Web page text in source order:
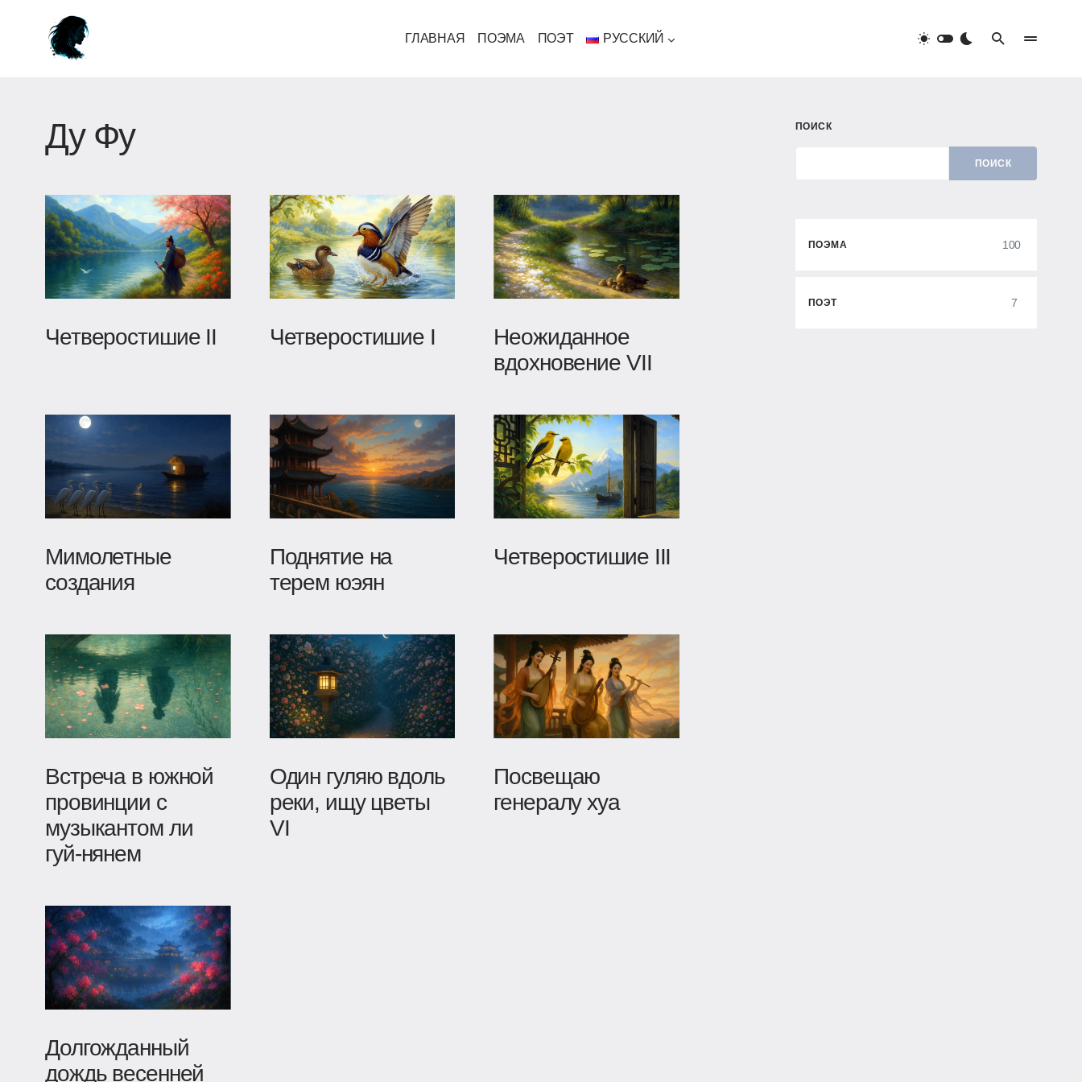
ГЛАВНАЯ ПОЭМА ПОЭТ РУССКИЙ
Ду Фу
Четверостишие II Четверостишие I
Неожиданное
вдохновение VII
Мимолетные
создания
Поднятие на
терем юэян
Четверостишие III
Встреча в южной
провинции с
музыкантом ли
гуй-нянем
Один гуляю вдоль
реки, ищу цветы
VI
Посвещаю
генералу хуа
Долгожданный
дождь весенней
ПОИСК
ПОИСК
ПОЭМА 100
ПОЭТ 7